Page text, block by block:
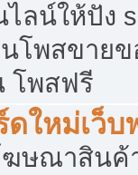
ไลน์ให้ปัง
นโพสขาย
โพสฟรี
ดใหม่เว็บ
ฆษณาสิน